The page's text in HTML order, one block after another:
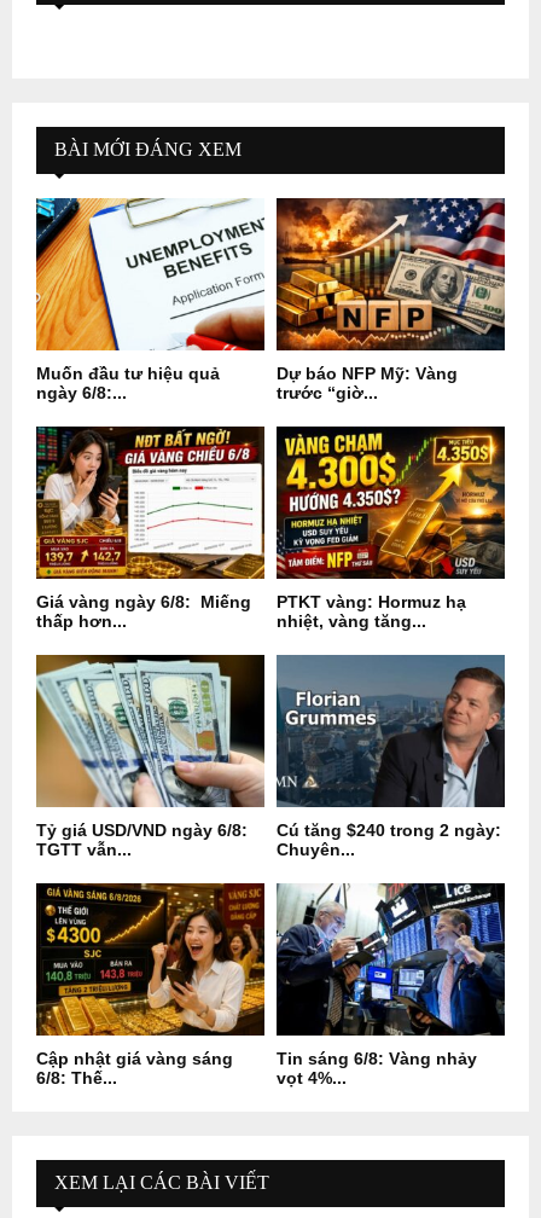
BÀI MỚI ĐÁNG XEM
Muốn đầu tư hiệu quả
ngày 6/8:...
Dự báo NFP Mỹ: Vàng
trước “giờ...
Giá vàng ngày 6/8: Miếng
thấp hơn...
PTKT vàng: Hormuz hạ
nhiệt, vàng tăng...
Tỷ giá USD/VND ngày 6/8:
TGTT vẫn...
Cú tăng $240 trong 2 ngày:
Chuyên...
Cập nhật giá vàng sáng
6/8: Thế...
Tin sáng 6/8: Vàng nhảy
vọt 4%...
XEM LẠI CÁC BÀI VIẾT